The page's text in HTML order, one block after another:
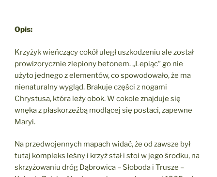
Opis:
Krzyżyk wieńczący cokół uległ uszkodzeniu ale został
prowizorycznie zlepiony betonem. „Lepiąc” go nie
użyto jednego z elementów, co spowodowało, że ma
nienaturalny wygląd. Brakuje części z nogami
Chrystusa, która leży obok. W cokole znajduje się
wnęka z płaskorzeźbą modlącej się postaci, zapewne
Maryi.
Na przedwojennych mapach widać, że od zawsze był
tutaj kompleks leśny i krzyż stał i stoi w jego środku, na
skrzyżowaniu dróg Dąbrowica – Słoboda i Trusze –